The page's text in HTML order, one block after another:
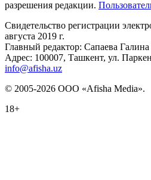
разрешения редакции.
Свидетельство регистрации
августа 2019 г.
Главный редактор: Сапаева Галина
Адрес: 100007, Ташкент, ул.
info@afisha.uz
© 2005-2026 ООО «Afisha Media».
18+